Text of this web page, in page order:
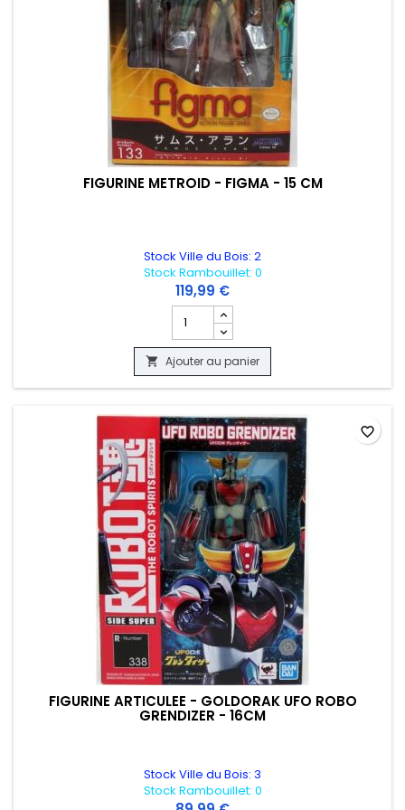
FIGURINE METROID - FIGMA - 15 CM
Stock Ville du Bois: 2
Stock Rambouillet: 0
119,99 €
Champ quantité du produit FIGURINE
 Ajouter au panier
FIGURINE ARTICULEE - GOLDORAK UFO ROBO
GRENDIZER - 16CM
Stock Ville du Bois: 3
Stock Rambouillet: 0
favorite_border